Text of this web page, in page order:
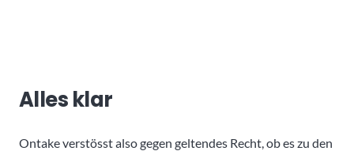
Alles klar
Ontake verstösst also gegen geltendes Recht, ob es zu den